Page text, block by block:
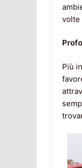
volte
Più